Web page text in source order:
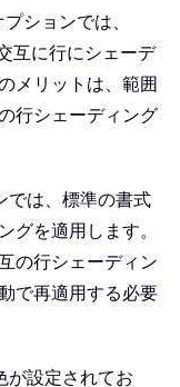
プションでは、
互に行にシェーデ
メリットは、範囲
行シェーディング
では、標準の書式
グを適用します。
の行シェーディン
で再適用する必要
が設定されてお